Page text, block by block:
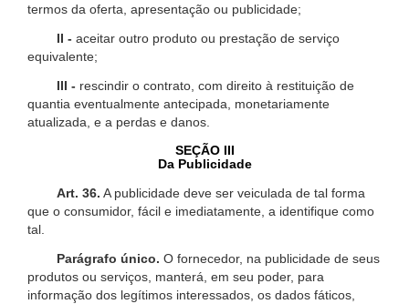
termos da oferta, apresentação ou publicidade;
II - aceitar outro produto ou prestação de serviço
equivalente;
III - rescindir o contrato, com direito à restituição de
quantia eventualmente antecipada, monetariamente
atualizada, e a perdas e danos.
SEÇÃO III
Da Publicidade
Art. 36. A publicidade deve ser veiculada de tal forma
que o consumidor, fácil e imediatamente, a identifique como
tal.
Parágrafo único. O fornecedor, na publicidade de seus
produtos ou serviços, manterá, em seu poder, para
informação dos legítimos interessados, os dados fáticos,